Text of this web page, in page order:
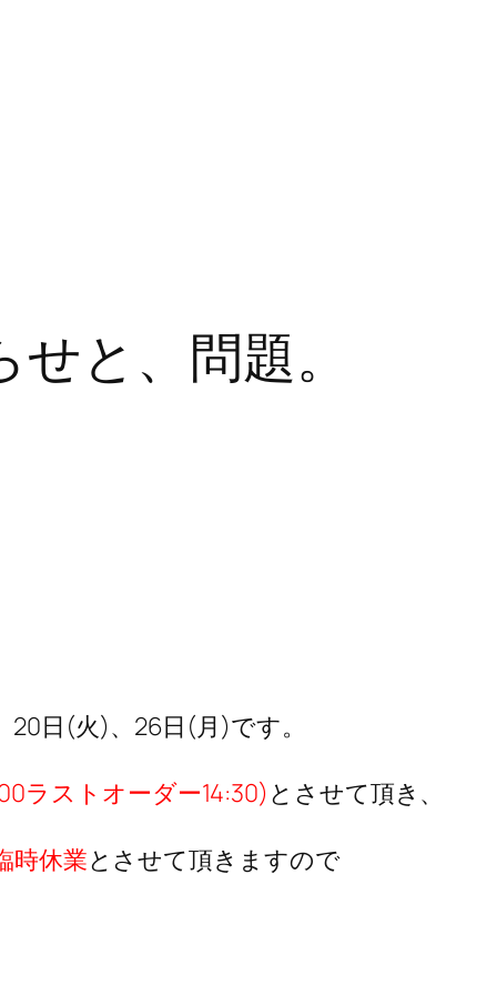
と、問題。
日(火)、26日(月)です。
ラストオーダー14:30) とさせて頂き、
時休業とさせて頂きますので